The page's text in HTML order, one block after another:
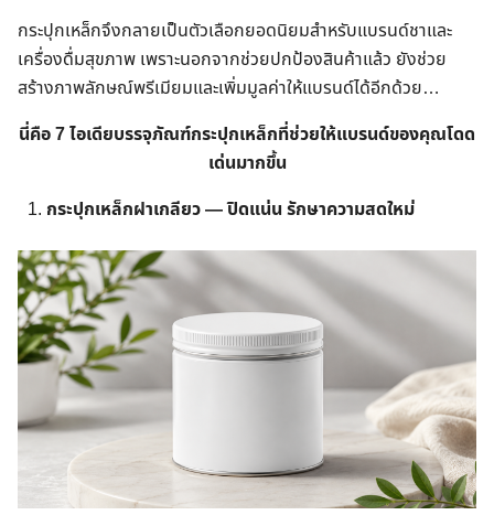
กระปุกเหล็กจึงกลายเป็นตัวเลือกยอดนิยมสำหรับแบรนด์ชาและ
เครื่องดื่มสุขภาพ เพราะนอกจากช่วยปกป้องสินค้าแล้ว ยังช่วย
สร้างภาพลักษณ์พรีเมียมและเพิ่มมูลค่าให้แบรนด์ได้อีกด้วย…
นี่คือ 7 ไอเดียบรรจุภัณฑ์กระปุกเหล็กที่ช่วยให้แบรนด์ของคุณโดด
เด่นมากขึ้น
กระปุกเหล็กฝาเกลียว — ปิดแน่น รักษาความสดใหม่